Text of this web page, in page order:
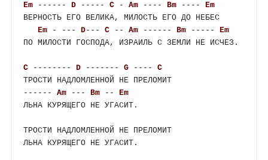
Em ------ D ----- C - Am ---- Bm ---- Em
ВЕРНОСТЬ ЕГО ВЕЛИКА, МИЛОСТЬ ЕГО ДО НЕБЕС
Em - --- D--- C -- Am ------ Bm ----- Em
ПО МИЛОСТИ ГОСПОДА, ИЗРАИЛЬ С ЗЕМЛИ НЕ ИСЧЕЗ.
C -------- D ------- G ---- C
ТРОСТИ НАДЛОМЛЕННОЙ НЕ ПРЕЛОМИТ
------ Am --- Bm -- Em
ЛЬНА КУРЯЩЕГО НЕ УГАСИТ.
ТРОСТИ НАДЛОМЛЕННОЙ НЕ ПРЕЛОМИТ
ЛЬНА КУРЯЩЕГО НЕ УГАСИТ.